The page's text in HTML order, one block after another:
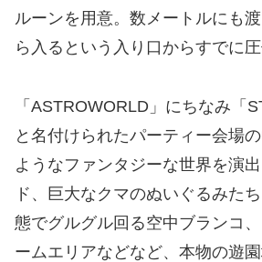
ルーンを用意。数メートルにも
ら入るという入り口からすでに圧
「ASTROWORLD」にちなみ「
と名付けられたパーティー会場
ようなファンタジーな世界を演
ド、巨大なクマのぬいぐるみた
態でグルグル回る空中ブランコ
ームエリアなどなど、本物の遊